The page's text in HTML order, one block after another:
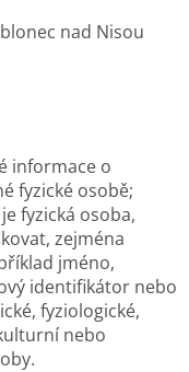
nad Nisou
informace o
fyzické osobě;
fyzická osoba,
zejména
jméno,
identifikátor nebo
fyziologické,
nebo